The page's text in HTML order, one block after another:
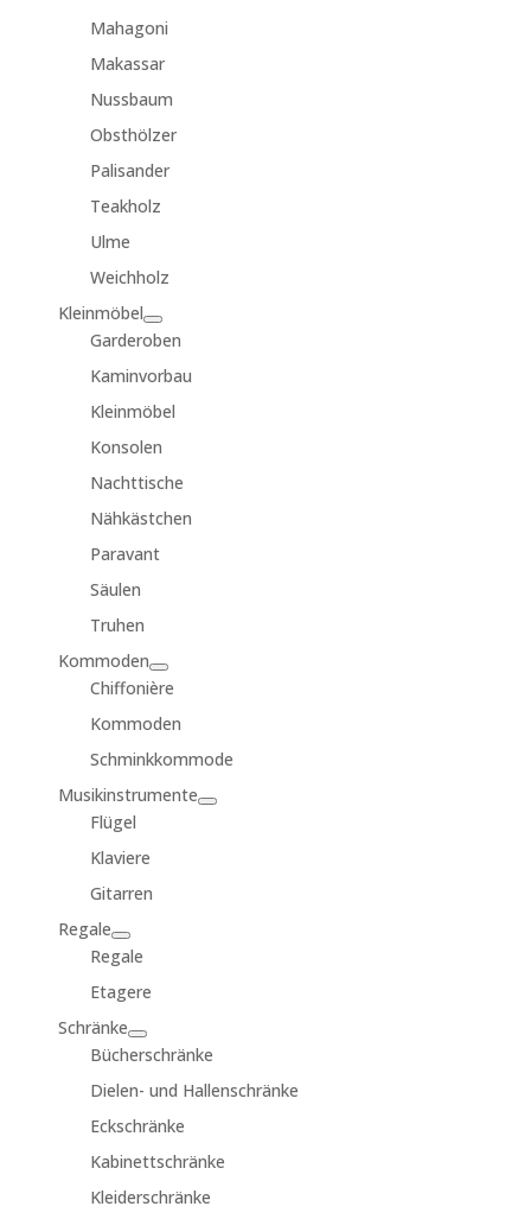
Mahagoni
Makassar
Nussbaum
Obsthölzer
Palisander
Teakholz
Ulme
Weichholz
Kleinmöbel
Garderoben
Kaminvorbau
Kleinmöbel
Konsolen
Nachttische
Nähkästchen
Paravant
Säulen
Truhen
Kommoden
Chiffonière
Kommoden
Schminkkommode
Musikinstrumente
Flügel
Klaviere
Gitarren
Regale
Regale
Etagere
Schränke
Bücherschränke
Dielen- und Hallenschränke
Eckschränke
Kabinettschränke
Kleiderschränke